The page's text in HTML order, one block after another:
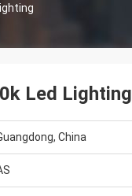
Led Lighting
China